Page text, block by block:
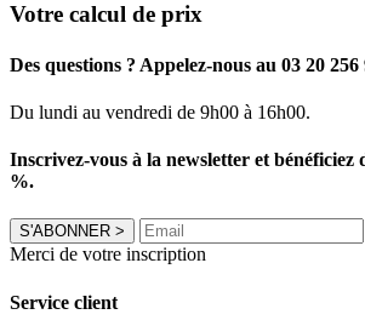
Votre calcul de prix
Des questions ? Appelez-nous au 03 20 256
Du lundi au vendredi de 9h00 à 16h00.
Inscrivez-vous à la newsletter et bénéficiez
%.
S'ABONNER >
Merci de votre inscription
Service client